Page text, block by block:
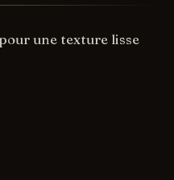
une texture lisse